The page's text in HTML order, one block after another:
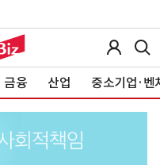
금융 산업 중소기업·벤